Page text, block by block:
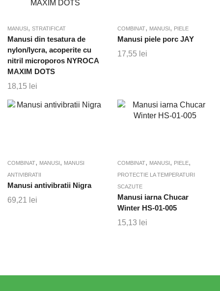
MANUSI, STRATIFICAT
Manusi din tesatura de
nylon/lycra, acoperite cu
nitril microporos NYROCA
MAXIM DOTS
18,15 lei
COMBINAT, MANUSI, PIELE
Manusi piele porc JAY
17,55 lei
COMBINAT, MANUSI, MANUSI
ANTIVIBRATII
Manusi antivibratii Nigra
69,21 lei
COMBINAT, MANUSI, PIELE,
PROTECTIE LA TEMPERATURI
SCAZUTE
Manusi iarna Chucar
Winter HS-01-005
15,13 lei